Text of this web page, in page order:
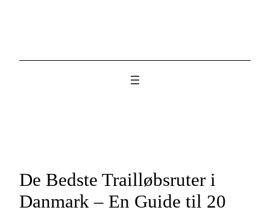
De Bedste Trailløbsruter i
Danmark – En Guide til 20